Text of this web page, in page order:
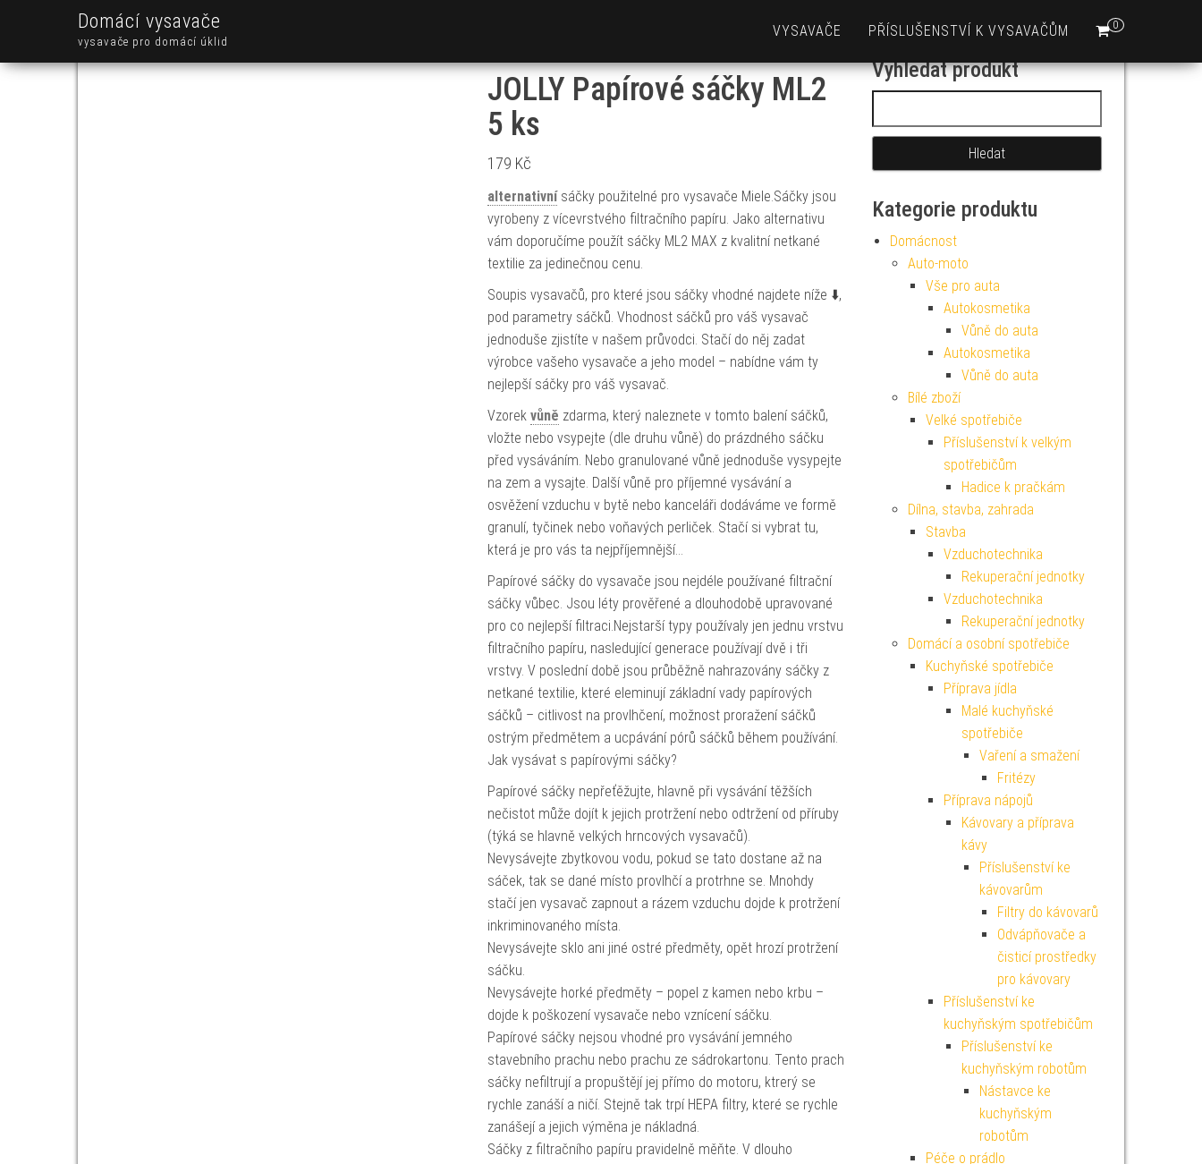
Domácí vysavače
vysavače pro domácí úklid
0
VYSAVAČE PŘÍSLUŠENSTVÍ K VYSAVAČŮM
JOLLY Papírové sáčky ML2
5 ks
179 Kč
alternativnísáčky použitelné pro vysavače Miele.Sáčky jsou
vyrobeny z vícevrstvého filtračního papíru. Jako alternativu
vám doporučíme použít sáčky ML2 MAX z kvalitní netkané
textilie za jedinečnou cenu.
Soupis vysavačů, pro které jsou sáčky vhodné najdete níže ⬇️,
pod parametry sáčků. Vhodnost sáčků pro váš vysavač
jednoduše zjistíte v našem průvodci. Stačí do něj zadat
výrobce vašeho vysavače a jeho model – nabídne vám ty
nejlepší sáčky pro váš vysavač.
Vzorek vůně zdarma, který naleznete v tomto balení sáčků,
vložte nebo vsypejte (dle druhu vůně) do prázdného sáčku
před vysáváním. Nebo granulované vůně jednoduše vysypejte
na zem a vysajte. Další vůně pro příjemné vysávání a
osvěžení vzduchu v bytě nebo kanceláři dodáváme ve formě
granulí, tyčinek nebo voňavých perliček. Stačí si vybrat tu,
která je pro vás ta nejpříjemnější…
Papírové sáčky do vysavače jsou nejdéle používané filtrační
sáčky vůbec. Jsou léty prověřené a dlouhodobě upravované
pro co nejlepší filtraci.Nejstarší typy používaly jen jednu vrstvu
filtračního papíru, nasledující generace používají dvě i tři
vrstvy. V poslední době jsou průběžně nahrazovány sáčky z
netkané textilie, které eleminují základní vady papírových
sáčků – citlivost na provlhčení, možnost proražení sáčků
ostrým předmětem a ucpávání pórů sáčků během používání.
Jak vysávat s papírovými sáčky?
Papírové sáčky nepřeťěžujte, hlavně při vysávání těžších
nečistot může dojít k jejich protržení nebo odtržení od příruby
(týká se hlavně velkých hrncových vysavačů).
Nevysávejte zbytkovou vodu, pokud se tato dostane až na
sáček, tak se dané místo provlhčí a protrhne se. Mnohdy
stačí jen vysavač zapnout a rázem vzduchu dojde k protržení
inkriminovaného místa.
Nevysávejte sklo ani jiné ostré předměty, opět hrozí protržení
sáčku.
Nevysávejte horké předměty – popel z kamen nebo krbu –
dojde k poškození vysavače nebo vznícení sáčku.
Papírové sáčky nejsou vhodné pro vysávání jemného
stavebního prachu nebo prachu ze sádrokartonu. Tento prach
sáčky nefiltrují a propuštějí jej přímo do motoru, ktrerý se
rychle zanáší a ničí. Stejně tak trpí HEPA filtry, které se rychle
zanášejí a jejich výměna je nákladná.
Sáčky z filtračního papíru pravidelně měňte. V dlouho
Vyhledat produkt
Kategorie produktu
Domácnost
Auto-moto
Vše pro auta
Autokosmetika
Vůně do auta
Autokosmetika
Vůně do auta
Bílé zboží
Velké spotřebiče
Příslušenství k velkým
spotřebičům
Hadice k pračkám
Dílna, stavba, zahrada
Stavba
Vzduchotechnika
Rekuperační jednotky
Vzduchotechnika
Rekuperační jednotky
Domácí a osobní spotřebiče
Kuchyňské spotřebiče
Příprava jídla
Malé kuchyňské
spotřebiče
Vaření a smažení
Fritézy
Příprava nápojů
Kávovary a příprava
kávy
Příslušenství ke
kávovarům
Filtry do kávovarů
Odvápňovače a
čisticí prostředky
pro kávovary
Příslušenství ke
kuchyňským spotřebičům
Příslušenství ke
kuchyňským robotům
Nástavce ke
kuchyňským
robotům
Péče o prádlo